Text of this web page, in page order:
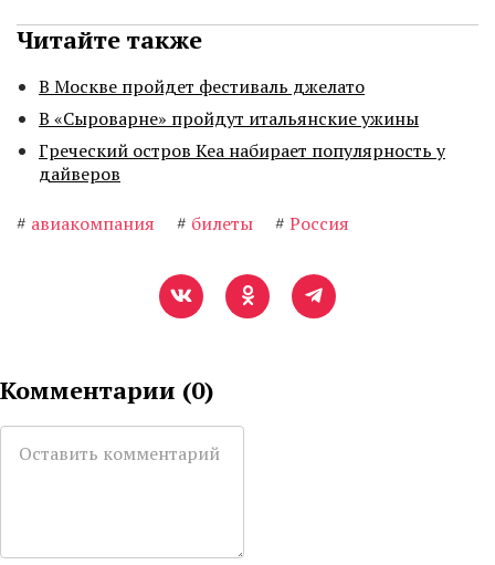
Читайте также
В Москве пройдет фестиваль джелато
В «Сыроварне» пройдут итальянские ужины
Греческий остров Кеа набирает популярность у
дайверов
# авиакомпания # билеты # Россия
Комментарии (0)